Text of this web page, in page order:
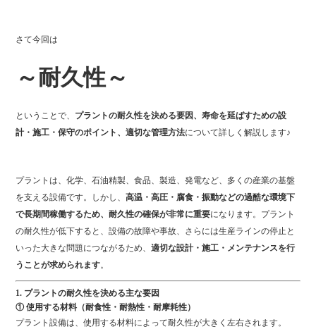
さて今回は
～耐久性～
ということで、 プラントの耐久性を決める要因、寿命を延ばすための設
計・施工・保守のポイント、適切な管理方法について詳しく解説します♪
プラントは、化学、石油精製、食品、製造、発電など、多くの産業の基盤
を支える設備です。しかし、高温・高圧・腐食・振動などの過酷な環境下
で長期間稼働するため、耐久性の確保が非常に重要になります。プラント
の耐久性が低下すると、設備の故障や事故、さらには生産ラインの停止と
いった大きな問題につながるため、適切な設計・施工・メンテナンスを行
うことが求められます。
1. プラントの耐久性を決める主な要因
① 使用する材料（耐食性・耐熱性・耐摩耗性）
プラント設備は、使用する材料によって耐久性が大きく左右されます。